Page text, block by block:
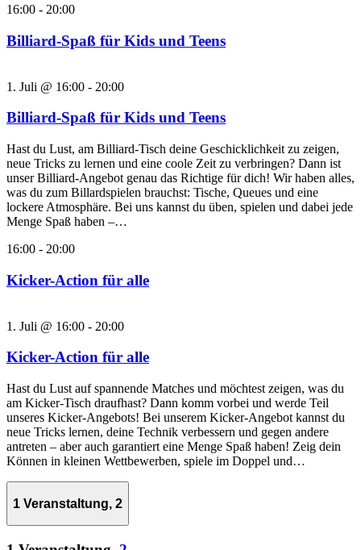
16:00 - 20:00
Billiard-Spaß für Kids und Teens
1. Juli @ 16:00 - 20:00
Billiard-Spaß für Kids und Teens
Hast du Lust, am Billiard-Tisch deine Geschicklichkeit zu zeigen,
neue Tricks zu lernen und eine coole Zeit zu verbringen? Dann ist
unser Billiard-Angebot genau das Richtige für dich! Wir haben alles,
was du zum Billardspielen brauchst: Tische, Queues und eine
lockere Atmosphäre. Bei uns kannst du üben, spielen und dabei jede
Menge Spaß haben –…
16:00 - 20:00
Kicker-Action für alle
1. Juli @ 16:00 - 20:00
Kicker-Action für alle
Hast du Lust auf spannende Matches und möchtest zeigen, was du
am Kicker-Tisch draufhast? Dann komm vorbei und werde Teil
unseres Kicker-Angebots! Bei unserem Kicker-Angebot kannst du
neue Tricks lernen, deine Technik verbessern und gegen andere
antreten – aber auch garantiert eine Menge Spaß haben! Zeig dein
Können in kleinen Wettbewerben, spiele im Doppel und…
1 Veranstaltung, 2